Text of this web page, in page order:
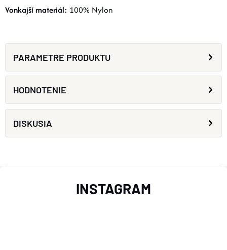
Vonkajší materiál: 100% Nylon
PARAMETRE PRODUKTU
HODNOTENIE
DISKUSIA
INSTAGRAM